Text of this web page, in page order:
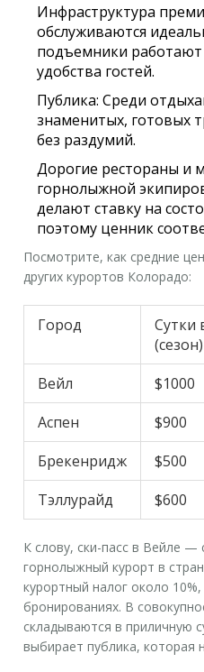
Инфраструктура
обслуживаются
подъемники работают
удобства гостей.
Публика: Среди
знаменитых, готовых
без раздумий.
Дорогие рестораны и
горнолыжной
делают ставку на
поэтому ценник
Посмотрите, как средние
других курортов Колорадо:
Город
Сутки
(сезон)
Вейл
$1000
Аспен
$900
Брекенридж
$500
Тэллурайд
$600
К слову, ски-пасс в Вейле —
горнолыжный курорт в
курортный налог около
бронированиях. В
складываются в приличную
выбирает публика, которая